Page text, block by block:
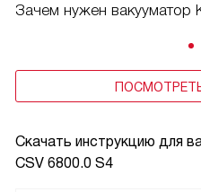
Скачать инструкцию для
CSV 6800.0 S4
Зачем нужен вакууматор